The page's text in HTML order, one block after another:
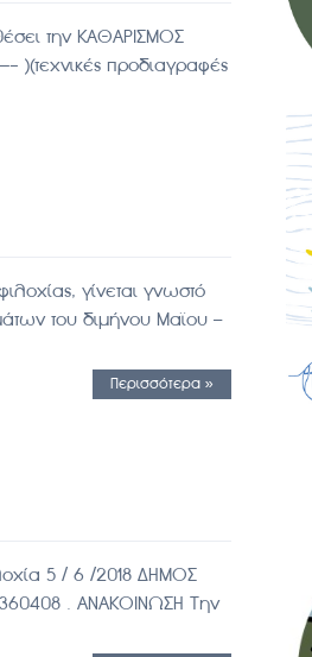
την ΚΑΘΑΡΙΣΜΟΣ
)(τεχνικές προδιαγραφές
γίνεται γνωστό
του διμήνου Μαϊου –
Περισσότερα »
/ 6 /2018 ΔΗΜΟΣ
. ΑΝΑΚΟΙΝΩΣΗ Την